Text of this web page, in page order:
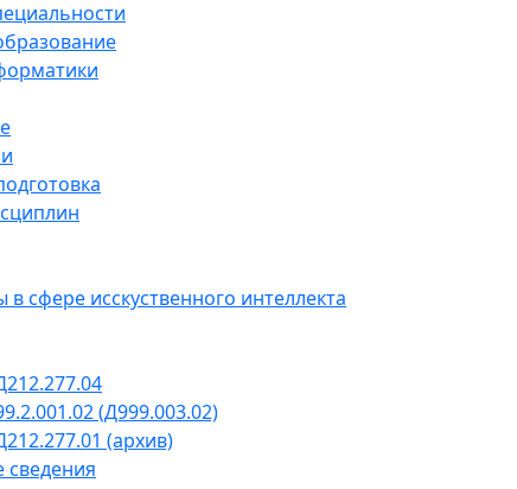
сфере исскуственного интеллекта
(Д999.003.02)
(архив)